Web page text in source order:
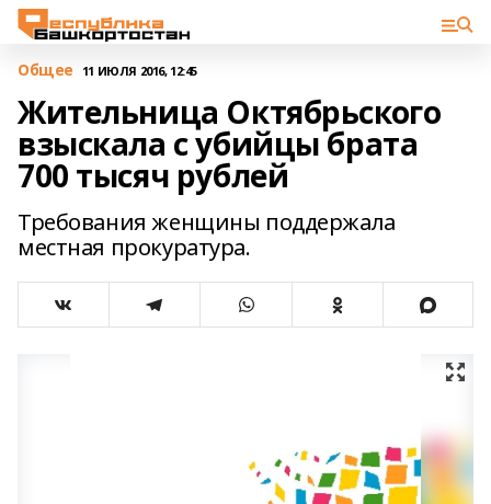
Общее 11 ИЮЛЯ 2016, 12:45
Жительница Октябрьского
взыскала с убийцы брата
700 тысяч рублей
Требования женщины поддержала
местная прокуратура.